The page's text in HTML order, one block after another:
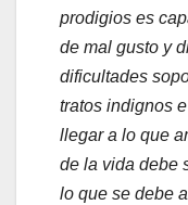
prodigios es
de mal gusto y
dificultades
tratos indignos
llegar a lo que
de la vida debe
lo que se debe